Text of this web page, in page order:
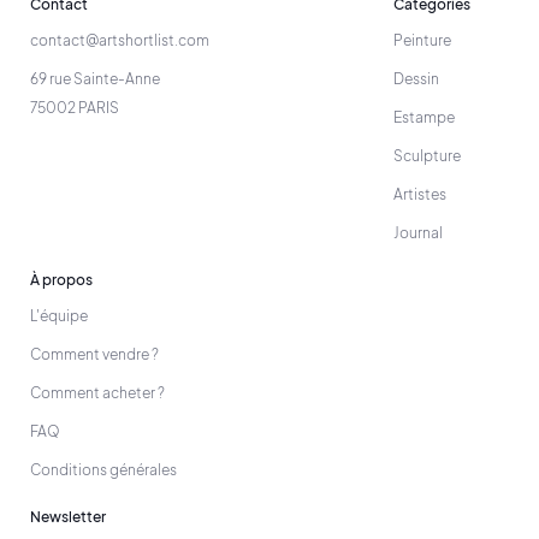
Contact
contact@artshortlist.com
69 rue Sainte-Anne
75002 PARIS
Catégories
Peinture
Dessin
Estampe
Sculpture
Artistes
Journal
À propos
L'équipe
Comment vendre ?
Comment acheter ?
FAQ
Conditions générales
Newsletter